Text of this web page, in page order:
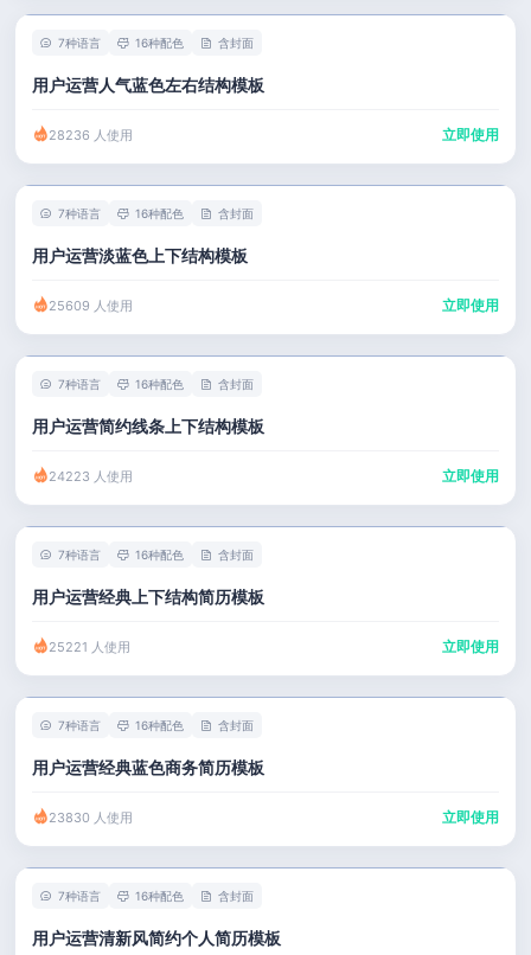
7种语言 16种配色 含封面
用户运营人气蓝色左右结构模板
28236 人使用 立即使用
7种语言 16种配色 含封面
用户运营淡蓝色上下结构模板
25609 人使用 立即使用
7种语言 16种配色 含封面
用户运营简约线条上下结构模板
24223 人使用 立即使用
7种语言 16种配色 含封面
用户运营经典上下结构简历模板
25221 人使用 立即使用
7种语言 16种配色 含封面
用户运营经典蓝色商务简历模板
23830 人使用 立即使用
7种语言 16种配色 含封面
用户运营清新风简约个人简历模板